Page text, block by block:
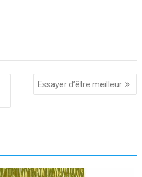
Essayer d’être meilleur